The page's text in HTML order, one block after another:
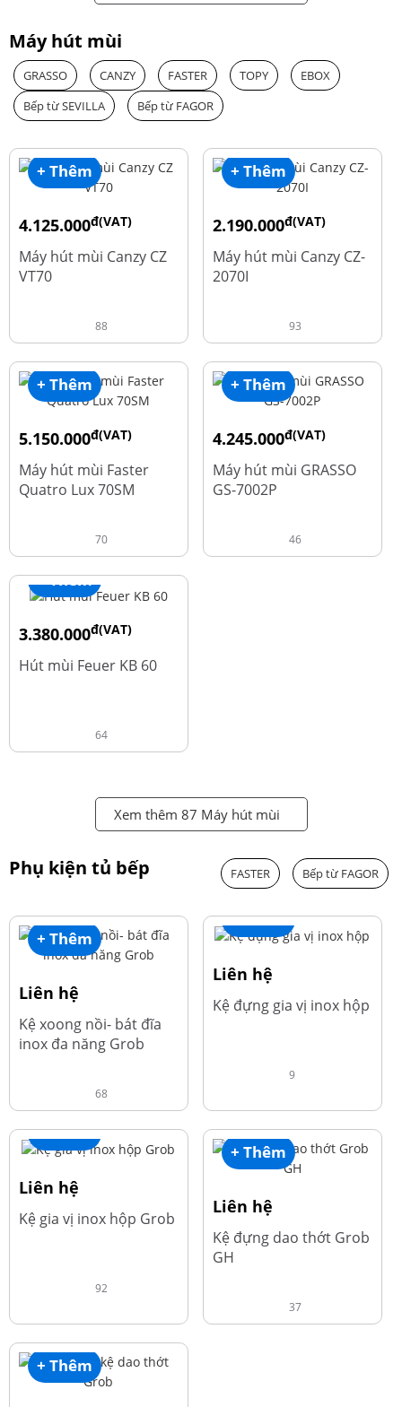
Máy hút mùi
GRASSO CANZY FASTER TOPY
EBOX
Bếp từ SEVILLA
Bếp từ FAGOR
+ Thêm
4.125.000đ(VAT)
8.500.000
Máy hút mùi Canzy CZ
VT70
88
+ Thêm
2.190.000đ(VAT)
4.450.000
Máy hút mùi Canzy CZ-
2070I
93
+ Thêm
5.150.000đ(VAT)
9.700.000
Máy hút mùi Faster
Quatro Lux 70SM
70
+ Thêm
4.245.000đ(VAT)
5.660.000
Máy hút mùi GRASSO
GS-7002P
46
+ Thêm
3.380.000đ(VAT)
Hút mùi Feuer KB 60
64
Xem thêm 87 Máy hút mùi
Phụ kiện tủ bếp FASTER Bếp từ FAGOR
+ Thêm
Liên hệ
Kệ xoong nồi- bát đĩa
inox đa năng Grob
68
+ Thêm
Liên hệ
Kệ đựng gia vị inox hộp
9
+ Thêm
Liên hệ
Kệ gia vị inox hộp Grob
92
+ Thêm
Liên hệ
Kệ đựng dao thớt Grob
GH
37
+ Thêm